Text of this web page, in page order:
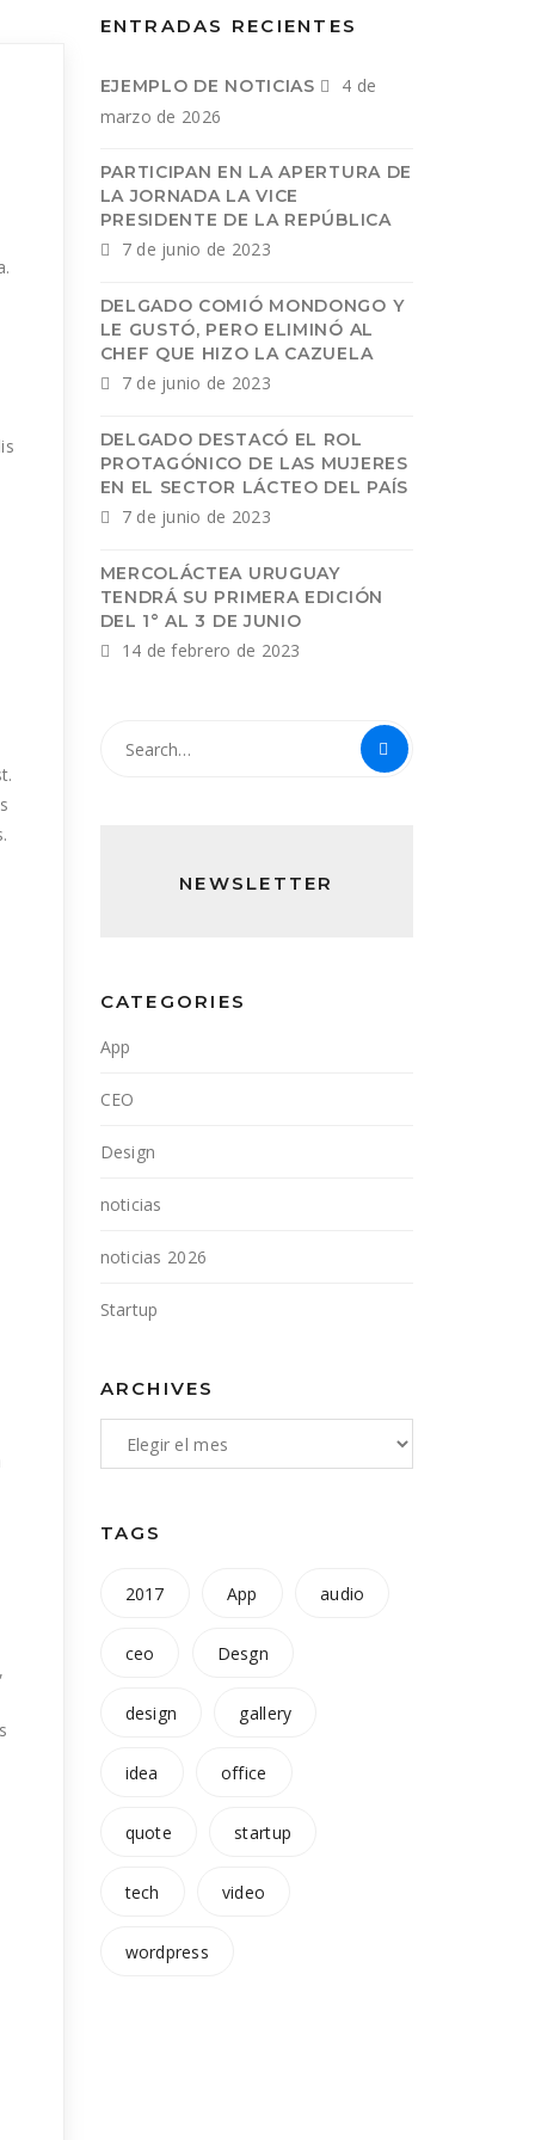
ENTRADAS RECIENTES
EJEMPLO DE NOTICIAS
4 de
marzo de 2026
PARTICIPAN EN LA APERTURA DE
LA JORNADA LA VICE
PRESIDENTE DE LA REPÚBLICA
7 de junio de 2023
DELGADO COMIÓ MONDONGO Y
LE GUSTÓ, PERO ELIMINÓ AL
CHEF QUE HIZO LA CAZUELA
7 de junio de 2023
DELGADO DESTACÓ EL ROL
PROTAGÓNICO DE LAS MUJERES
EN EL SECTOR LÁCTEO DEL PAÍS
7 de junio de 2023
MERCOLÁCTEA URUGUAY
TENDRÁ SU PRIMERA EDICIÓN
DEL 1° AL 3 DE JUNIO
14 de febrero de 2023
NEWSLETTER
CATEGORIES
App
CEO
Design
noticias
noticias 2026
Startup
ARCHIVES
TAGS
2017 App audio
ceo Desgn
design gallery
idea office
quote startup
tech video
wordpress